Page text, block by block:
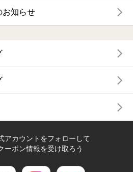
お知らせ
アカウントをフォローして
ーポン情報を受け取ろう